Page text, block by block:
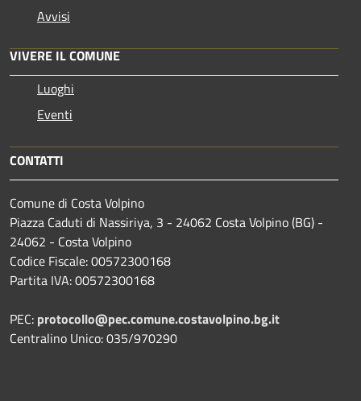
Avvisi
VIVERE IL COMUNE
Luoghi
Eventi
CONTATTI
Comune di Costa Volpino
Piazza Caduti di Nassiriya, 3 - 24062 Costa Volpino (BG) -
24062 - Costa Volpino
Codice Fiscale: 00572300168
Partita IVA: 00572300168
PEC: protocollo@pec.comune.costavolpino.bg.it
Centralino Unico: 035/970290